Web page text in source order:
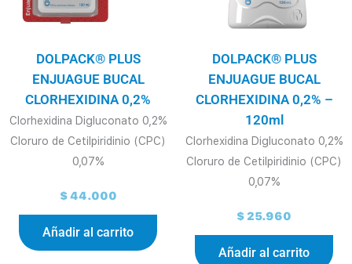
DOLPACK® PLUS
ENJUAGUE BUCAL
CLORHEXIDINA 0,2%
Clorhexidina Digluconato 0,2%
Cloruro de Cetilpiridinio (CPC)
0,07%
$44.000
Añadir al carrito
DOLPACK® PLUS
ENJUAGUE BUCAL
CLORHEXIDINA 0,2% –
120ml
Clorhexidina Digluconato 0,2%
Cloruro de Cetilpiridinio (CPC)
0,07%
$ 25.960
Añadir al carrito